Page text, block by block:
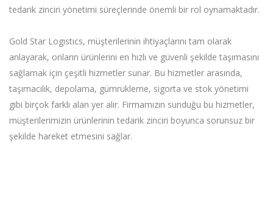
tedarik zinciri yönetimi süreçlerinde önemli bir rol oynamaktadır.
Gold Star Logıstıcs, müşterilerinin ihtiyaçlarını tam olarak
anlayarak, onların ürünlerini en hızlı ve güvenli şekilde taşımasını
sağlamak için çeşitli hizmetler sunar. Bu hizmetler arasında,
taşımacılık, depolama, gümrükleme, sigorta ve stok yönetimi
gibi birçok farklı alan yer alır. Firmamızın sunduğu bu hizmetler,
müşterilerimizin ürünlerinin tedarik zinciri boyunca sorunsuz bir
şekilde hareket etmesini sağlar.